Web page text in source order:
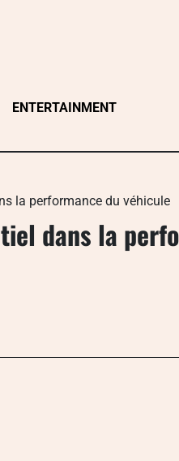
ENTERTAINMENT
la performance du véhicule
dans la